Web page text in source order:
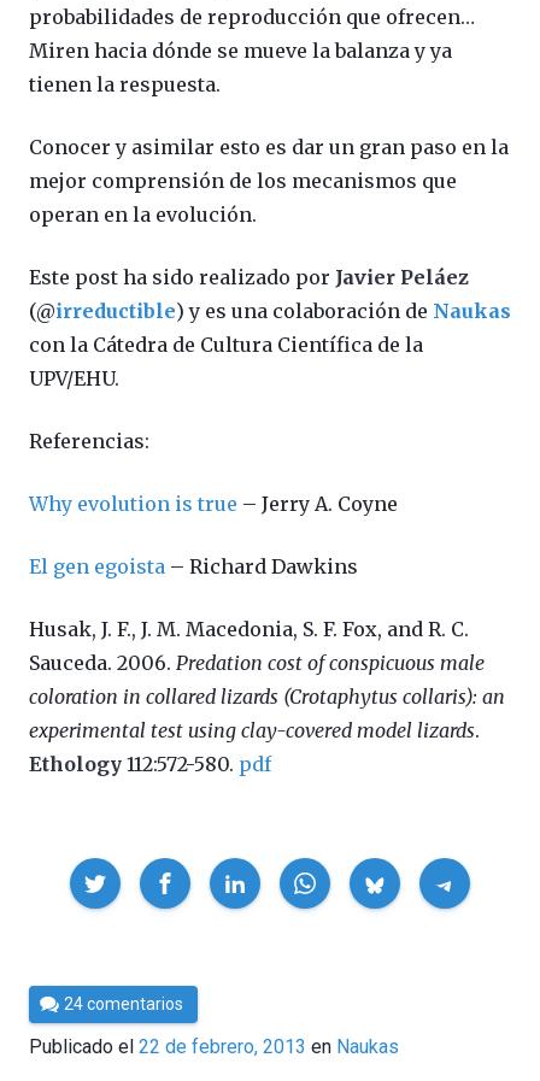
probabilidades de reproducción que ofrecen…
Miren hacia dónde se mueve la balanza y ya
tienen la respuesta.
Conocer y asimilar esto es dar un gran paso en la
mejor comprensión de los mecanismos que
operan en la evolución.
Este post ha sido realizado por Javier Peláez
(@irreductible) y es una colaboración de Naukas
con la Cátedra de Cultura Científica de la
UPV/EHU.
Referencias:
Why evolution is true – Jerry A. Coyne
El gen egoista – Richard Dawkins
Husak, J. F., J. M. Macedonia, S. F. Fox, and R. C.
Sauceda. 2006. Predation cost of conspicuous male
coloration in collared lizards (Crotaphytus collaris): an
experimental test using clay-covered model lizards.
Ethology 112:572-580. pdf
Compartir
Por
Cultura
Cientifica
24 comentarios
Publicado el 22 de febrero, 2013 en Naukas